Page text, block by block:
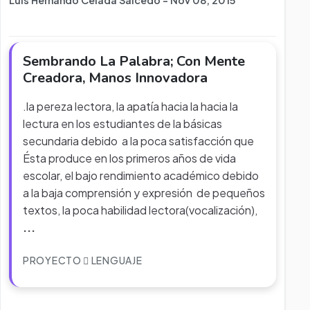
Sembrando La Palabra; Con Mente
Creadora, Manos Innovadora
.la pereza lectora, la apatía hacia la hacia la
lectura en los estudiantes de la básicas
secundaria debido a la poca satisfacción que
Ésta produce en los primeros años de vida
escolar, el bajo rendimiento académico debido
a la baja comprensión y expresión de pequeños
textos, la poca habilidad lectora(vocalización),
...
PROYECTO LENGUAJE